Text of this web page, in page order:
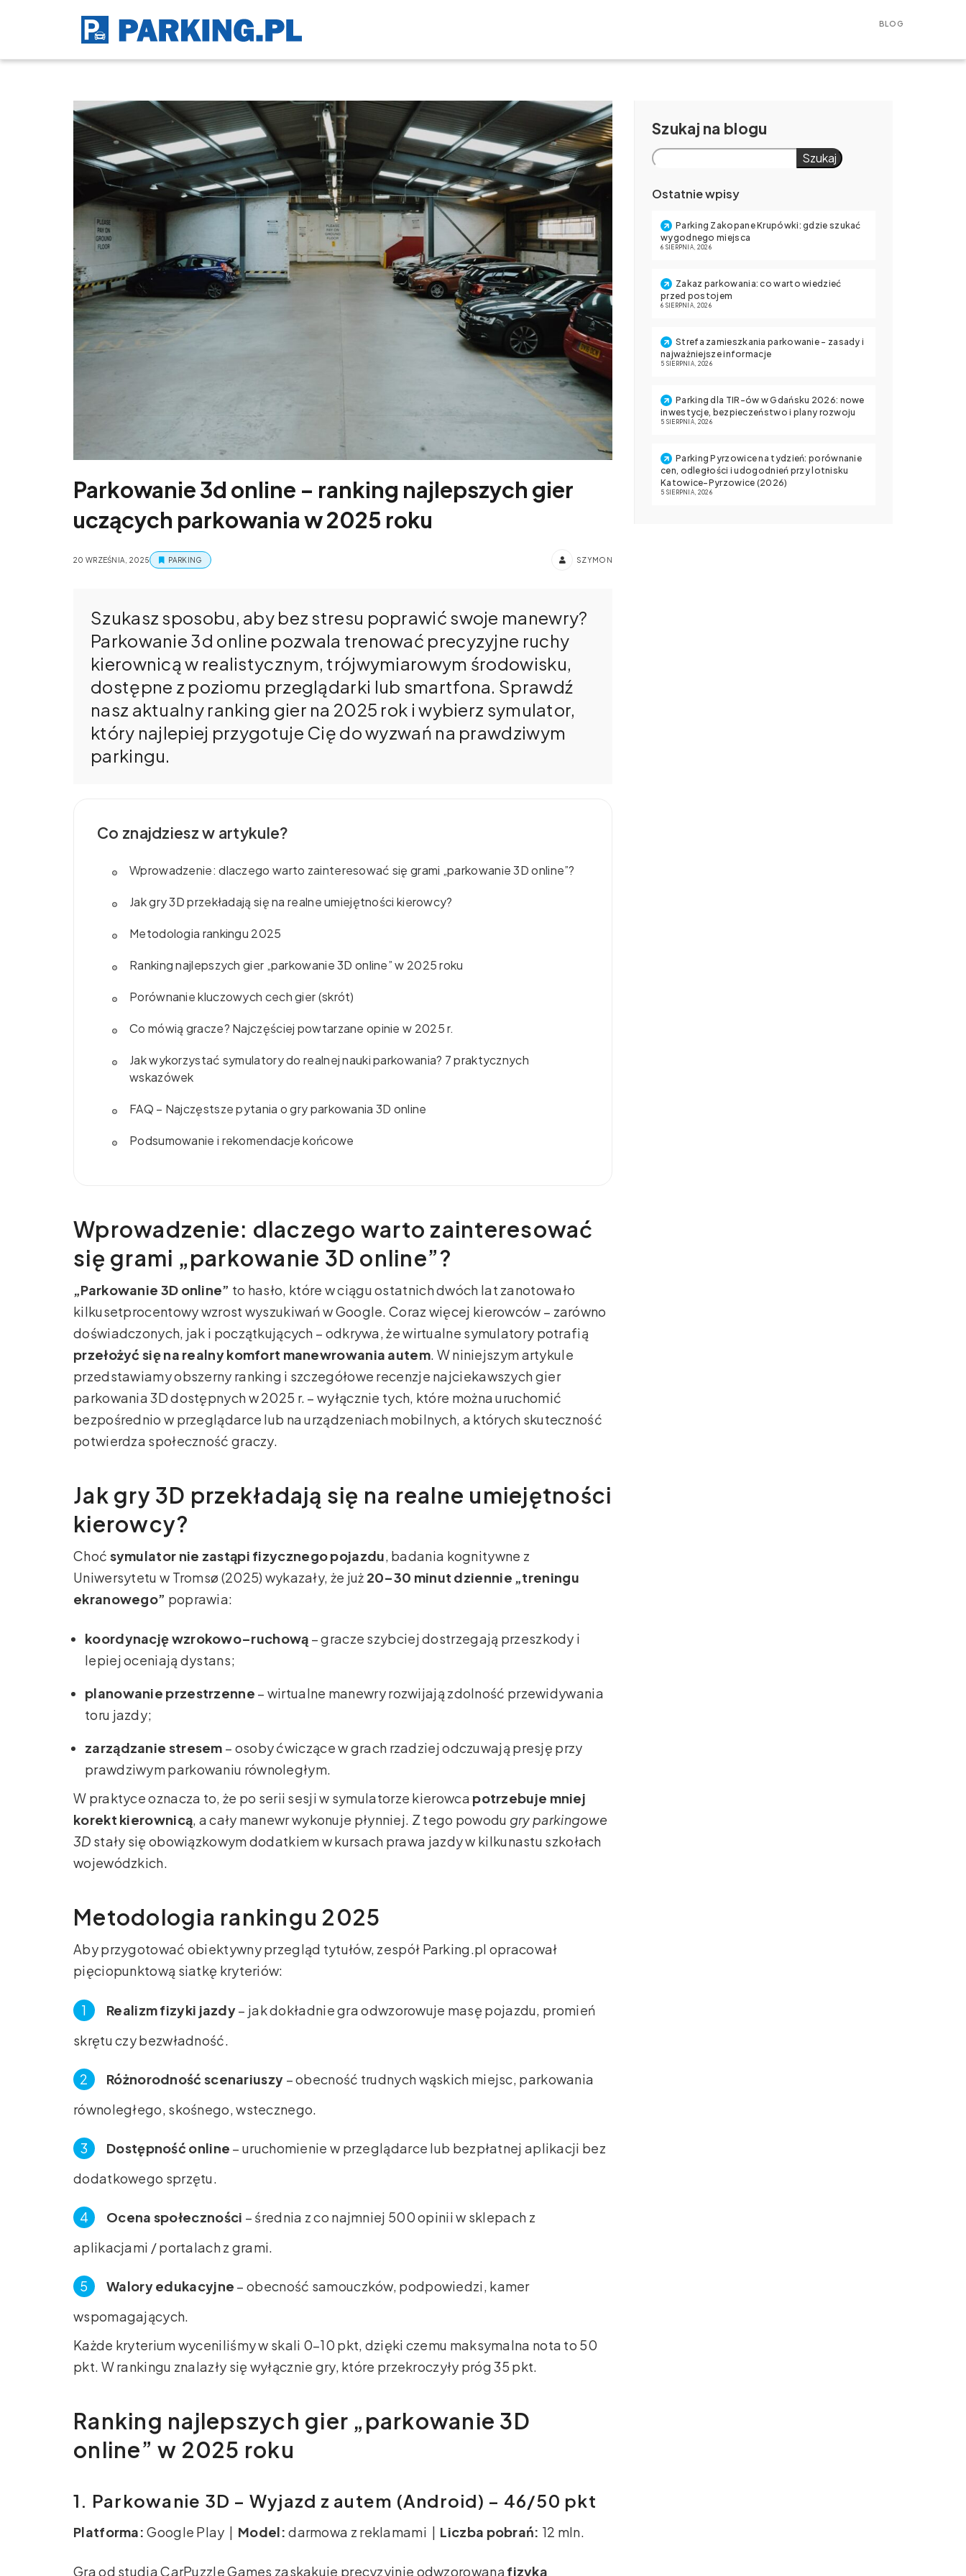
BLOG
Parkowanie 3d online – ranking najlepszych gier
uczących parkowania w 2025 roku
20 WRZEŚNIA, 2025 PARKING SZYMON
Szukasz sposobu, aby bez stresu poprawić swoje manewry?
Parkowanie 3d online pozwala trenować precyzyjne ruchy
kierownicą w realistycznym, trójwymiarowym środowisku,
dostępne z poziomu przeglądarki lub smartfona. Sprawdź
nasz aktualny ranking gier na 2025 rok i wybierz symulator,
który najlepiej przygotuje Cię do wyzwań na prawdziwym
parkingu.
Co znajdziesz w artykule?
Wprowadzenie: dlaczego warto zainteresować się grami „parkowanie 3D online”?
Jak gry 3D przekładają się na realne umiejętności kierowcy?
Metodologia rankingu 2025
Ranking najlepszych gier „parkowanie 3D online” w 2025 roku
Porównanie kluczowych cech gier (skrót)
Co mówią gracze? Najczęściej powtarzane opinie w 2025 r.
Jak wykorzystać symulatory do realnej nauki parkowania? 7 praktycznych
wskazówek
FAQ – Najczęstsze pytania o gry parkowania 3D online
Podsumowanie i rekomendacje końcowe
Wprowadzenie: dlaczego warto zainteresować
się grami „parkowanie 3D online”?
„Parkowanie 3D online” to hasło, które w ciągu ostatnich dwóch lat zanotowało
kilkusetprocentowy wzrost wyszukiwań w Google. Coraz więcej kierowców – zarówno
doświadczonych, jak i początkujących – odkrywa, że wirtualne symulatory potrafią
przełożyć się na realny komfort manewrowania autem. W niniejszym artykule
przedstawiamy obszerny ranking i szczegółowe recenzje najciekawszych gier
parkowania 3D dostępnych w 2025 r. – wyłącznie tych, które można uruchomić
bezpośrednio w przeglądarce lub na urządzeniach mobilnych, a których skuteczność
potwierdza społeczność graczy.
Jak gry 3D przekładają się na realne umiejętności
kierowcy?
Choć symulator nie zastąpi fizycznego pojazdu, badania kognitywne z
Uniwersytetu w Tromsø (2025) wykazały, że już 20–30 minut dziennie „treningu
ekranowego” poprawia:
koordynację wzrokowo–ruchową – gracze szybciej dostrzegają przeszkody i
lepiej oceniają dystans;
planowanie przestrzenne – wirtualne manewry rozwijają zdolność przewidywania
toru jazdy;
zarządzanie stresem – osoby ćwiczące w grach rzadziej odczuwają presję przy
prawdziwym parkowaniu równoległym.
W praktyce oznacza to, że po serii sesji w symulatorze kierowca potrzebuje mniej
korekt kierownicą, a cały manewr wykonuje płynniej. Z tego powodu gry parkingowe
3D stały się obowiązkowym dodatkiem w kursach prawa jazdy w kilkunastu szkołach
wojewódzkich.
Metodologia rankingu 2025
Aby przygotować obiektywny przegląd tytułów, zespół Parking.pl opracował
pięciopunktową siatkę kryteriów:
Realizm fizyki jazdy– jak dokładnie gra odwzorowuje masę pojazdu, promień
skrętu czy bezwładność.
Różnorodność scenariuszy – obecność trudnych wąskich miejsc, parkowania
równoległego, skośnego, wstecznego.
Dostępność online – uruchomienie w przeglądarce lub bezpłatnej aplikacji bez
dodatkowego sprzętu.
Ocena społeczności – średnia z co najmniej 500 opinii w sklepach z
aplikacjami / portalach z grami.
Walory edukacyjne – obecność samouczków, podpowiedzi, kamer
wspomagających.
Każde kryterium wyceniliśmy w skali 0–10 pkt, dzięki czemu maksymalna nota to 50
pkt. W rankingu znalazły się wyłącznie gry, które przekroczyły próg 35 pkt.
Ranking najlepszych gier „parkowanie 3D
online” w 2025 roku
1. Parkowanie 3D – Wyjazd z autem (Android) – 46/50 pkt
Platforma: Google Play | Model: darmowa z reklamami | Liczba pobrań: 12 mln.
Gra od studia CarPuzzle Games zaskakuje precyzyjnie odwzorowaną fizyką
Szukaj
Szukaj
Ostatnie wpisy
Parking Zakopane Krupówki: gdzie szukać
wygodnego miejsca
6 SIERPNIA, 2026
Zakaz parkowania: co warto wiedzieć
przed postojem
6 SIERPNIA, 2026
Strefa zamieszkania parkowanie – zasady i
najważniejsze informacje
5 SIERPNIA, 2026
Parking dla TIR-ów w Gdańsku 2026: nowe
inwestycje, bezpieczeństwo i plany rozwoju
5 SIERPNIA, 2026
Parking Pyrzowice na tydzień: porównanie
cen, odległości i udogodnień przy lotnisku
Katowice-Pyrzowice (2026)
5 SIERPNIA, 2026